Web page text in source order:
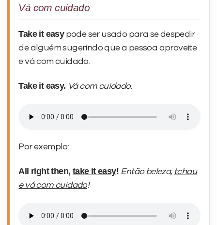
Vá com cuidado
Take it easypode ser usado para se despedir
de alguém sugerindo que a pessoa aproveite
e vá com cuidado.
Take it easy. Vá com cuidado.
Por exemplo:
All right then, take it easy! Então beleza, tchau
e vá com cuidado!